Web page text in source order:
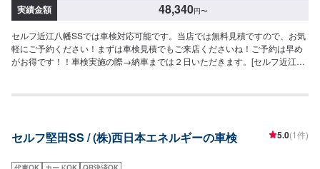
実績金額 48,340円〜
セルフ近江八幡SSでは車検対応可能です。当店では無料見積ですので、お気
軽にご予約ください！まずは車検見積でもご来店くださいね！ご予約は早め
がお得です！！車検実施の際→納車までは２日いただきます。[セルフ近江八
／L]引き※◇車検実施で最大15,000円相当の特典プレゼント！！◇[特典１]
４]次回車検まで使える<オイル交換1,000円ぽっきりクーポン>（２回分）※一
スなど）車検基本料22,000円各種法定料金合計26,340円----------------------------
セルフ堅田SS / (株)西日本エネルギーの車検 5.0(1件)